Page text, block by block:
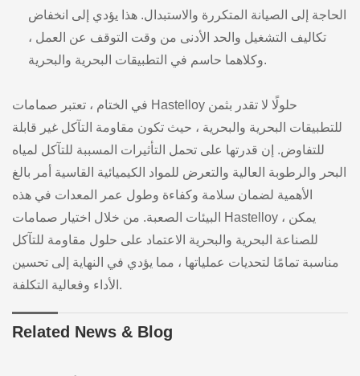
الحاجة إلى الصيانة المتكررة والاستبدال. هذا يؤدي إلى انخفاض
تكاليف التشغيل والحد الأدنى من وقت التوقف عن العمل ،
وكلاهما حاسم في التطبيقات البحرية والبحرية.
في الختام ، تعتبر صمامات Hastelloy حلولًا لا تقدر بثمن
للتطبيقات البحرية والبحرية ، حيث تكون مقاومة التآكل غير قابلة
للتفاوض. إن قدرتها على تحمل التأثيرات المسببة للتآكل لمياه
البحر والرطوبة العالية والتعرض للمواد الكيميائية القاسية أمر بالغ
الأهمية لضمان سلامة وكفاءة وطول عمر المعدات في هذه
البيئات الصعبة. من خلال اختيار صمامات Hastelloy ، يمكن
للصناعة البحرية والبحرية الاعتماد على حلول مقاومة للتآكل
مناسبة تمامًا لتحديات عملياتها ، مما يؤدي في النهاية إلى تحسين
الأداء وفعالية التكلفة.
Related News & Blog